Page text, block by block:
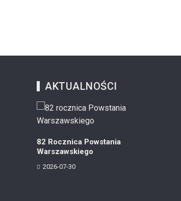
AKTUALNOŚCI
82 Rocznica Powstania
Warszawskiego
2026-07-30